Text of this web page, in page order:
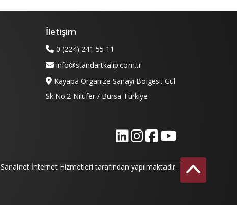
İletişim
0 (224) 241 55 11
info@standartkalip.com.tr
Kayapa Organize Sanayi Bölgesi. Gül
Sk.No:2 Nilüfer / Bursa Türkiye
Sanalnet İnternet Hizmetleri tarafından yapılmaktadır.